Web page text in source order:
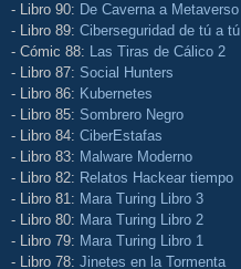
- Libro 90: De Caverna a Metaverso
- Libro 89: Ciberseguridad de tú a tú
- Cómic 88: Las Tiras de Cálico 2
- Libro 87: Social Hunters
- Libro 86: Kubernetes
- Libro 85: Sombrero Negro
- Libro 84: CiberEstafas
- Libro 83: Malware Moderno
- Libro 82: Relatos Hackear tiempo
- Libro 81: Mara Turing Libro 3
- Libro 80: Mara Turing Libro 2
- Libro 79: Mara Turing Libro 1
- Libro 78: Jinetes en la Tormenta